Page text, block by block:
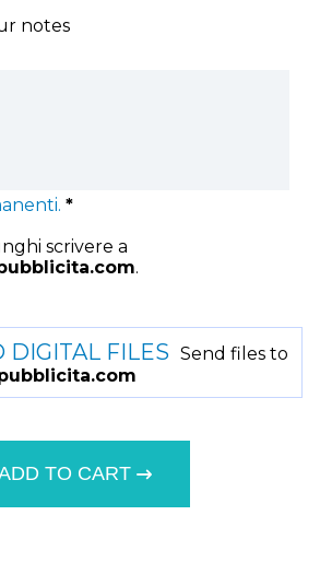
notes
*
scrivere a
.
DIGITAL FILES Send files to
TO CART